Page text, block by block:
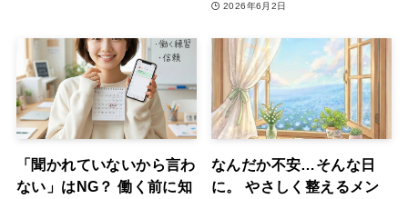
2026年6月2日
「聞かれていないから言わ
ない」はNG？ 働く前に知
なんだか不安…そんな日
に。 やさしく整えるメン